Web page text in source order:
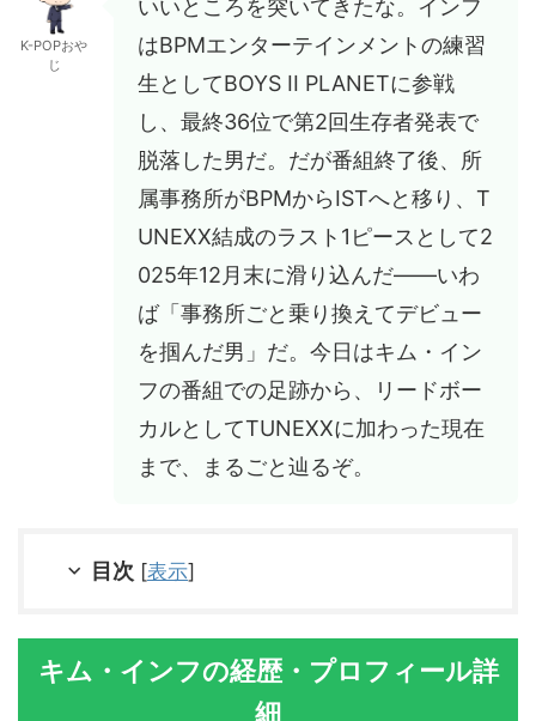
K-POPおや
じ
いいところを突いてきたな。インフ
はBPMエンターテインメントの練習
生としてBOYS II PLANETに参戦
し、最終36位で第2回生存者発表で
脱落した男だ。だが番組終了後、所
属事務所がBPMからISTへと移り、T
UNEXX結成のラスト1ピースとして2
025年12月末に滑り込んだ——いわ
ば「事務所ごと乗り換えてデビュー
を掴んだ男」だ。今日はキム・イン
フの番組での足跡から、リードボー
カルとしてTUNEXXに加わった現在
まで、まるごと辿るぞ。
目次 [表示]
キム・インフの経歴・プロフィール詳
細